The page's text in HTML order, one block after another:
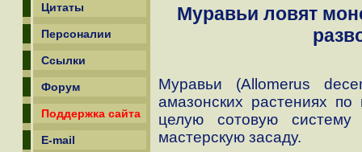
Цитаты
Персоналии
Ссылки
Форум
Поддержка сайта
E-mail
Муравьи ловят
Муравьи (Allomerus
амазонских растениях
целую сотовую
мастерскую засаду.